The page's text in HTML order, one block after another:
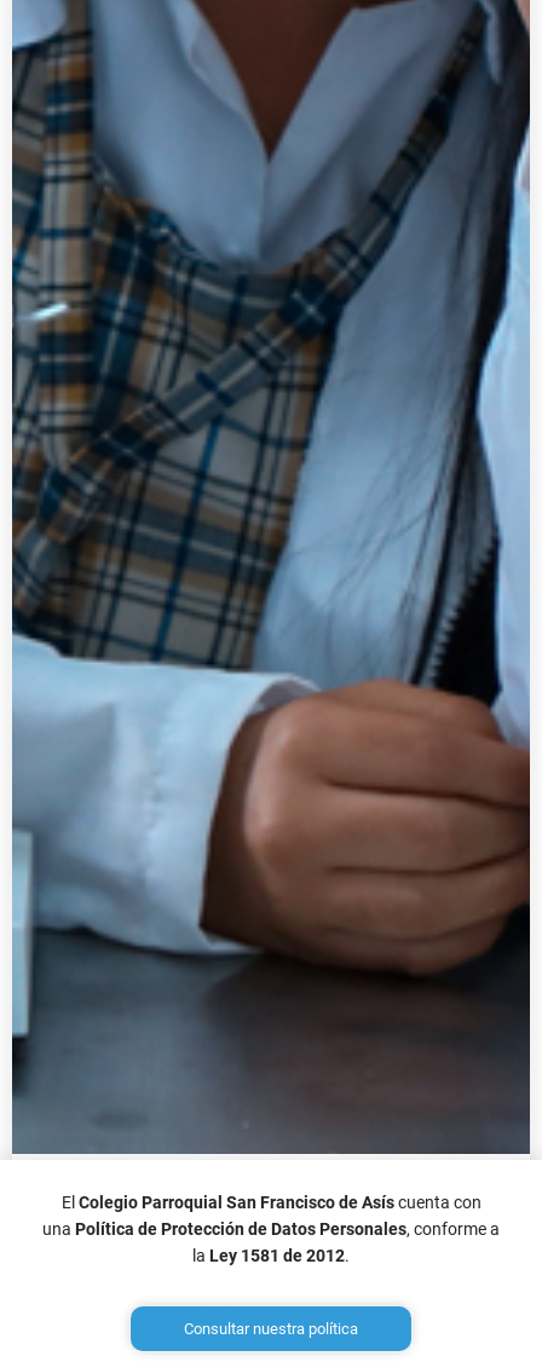
Bolivariana
El Colegio Parroquial San Francisco de Asíscuenta con
una Política de Protección de Datos Personales, conforme a
la Ley 1581 de 2012.
Consultar nuestra política